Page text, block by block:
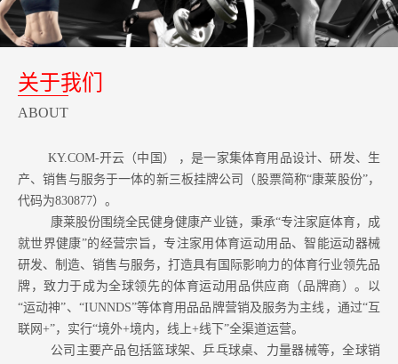
关于我们
ABOUT
KY.COM-开云（中国） ，是一家集体育用品设计、研发、生
产、销售与服务于一体的新三板挂牌公司（股票简称“康莱股份”，
代码为830877）。
康莱股份围绕全民健身健康产业链，秉承“专注家庭体育，成
就世界健康”的经营宗旨，专注家用体育运动用品、智能运动器械
研发、制造、销售与服务，打造具有国际影响力的体育行业领先品
牌，致力于成为全球领先的体育运动用品供应商（品牌商）。以
“运动神”、“IUNNDS”等体育用品品牌营销及服务为主线，通过“互
联网+”，实行“境外+境内，线上+线下”全渠道运营。
公司主要产品包括篮球架、乒乓球桌、力量器械等，全球销